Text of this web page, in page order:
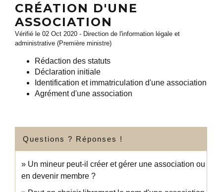
CRÉATION D'UNE
ASSOCIATION
Vérifié le 02 Oct 2020 - Direction de l'information légale et
administrative (Première ministre)
Rédaction des statuts
Déclaration initiale
Identification et immatriculation d'une association
Agrément d'une association
Questions ? Réponses !
Un mineur peut-il créer et gérer une association ou
en devenir membre ?